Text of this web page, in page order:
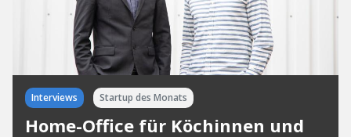
Interviews Startup des Monats
Home-Office für Köchinnen und